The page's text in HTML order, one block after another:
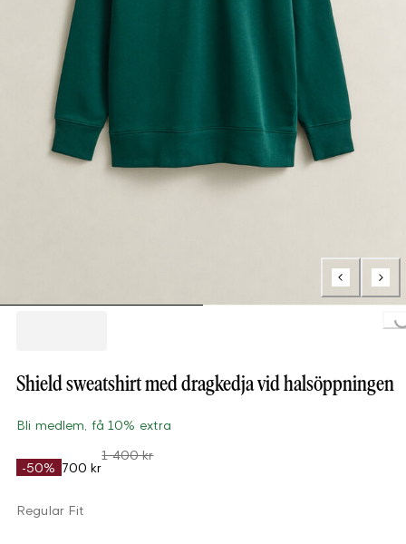
Loading...
Shield sweatshirt med dragkedja vid halsöppningen
Bli medlem, få 10% extra
-50% 700 kr
1 400 kr
Regular Fit